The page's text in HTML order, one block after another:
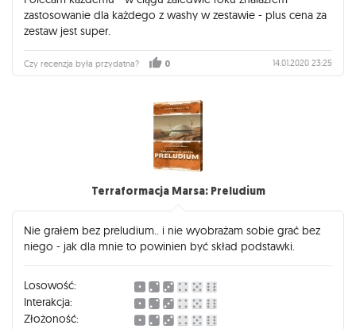
problem że jest nie stabilna.
Nie mniej - w tej cenie, na tyle osób, taka zabawa... Polecam
dla wszystkich którzy lubią nie skomplikowane,wesołe gry
kooperacyjne w których wszystko się wali a gracze tylko łatają
zastosowanie dla każdego z washy w zestawie - plus cena za
zestaw jest super.
Czy recenzja była przydatna? 0 14.01.2020 23:25
Terraformacja Marsa: Preludium
Nie grałem bez preludium.. i nie wyobrażam sobie grać bez
niego - jak dla mnie to powinien być skład podstawki.
Losowość:
Interakcja:
Złożoność: